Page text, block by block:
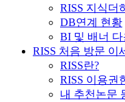
RISS 지식더
DB연계 현황
BI 및 배너 다
RISS 처음 방문 이
RISS란?
RISS 이용권
내 추천논문